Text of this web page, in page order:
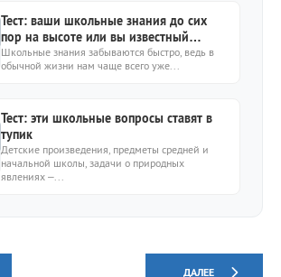
Тест: ваши школьные знания до сих
пор на высоте или вы известный
прогульщик?
Школьные знания забываются быстро, ведь в
обычной жизни нам чаще всего уже...
Тест: эти школьные вопросы ставят в
тупик
Детские произведения, предметы средней и
начальной школы, задачи о природных
явлениях –...
ДАЛЕЕ